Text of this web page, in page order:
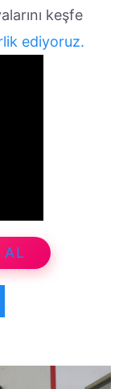
keşfe
ediyoruz.
AL